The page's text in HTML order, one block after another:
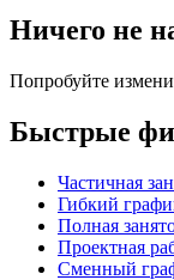
Ничего не
Попробуйте
Быстрые
Частичная
Гибкий
Полная
Проектная
Сменный